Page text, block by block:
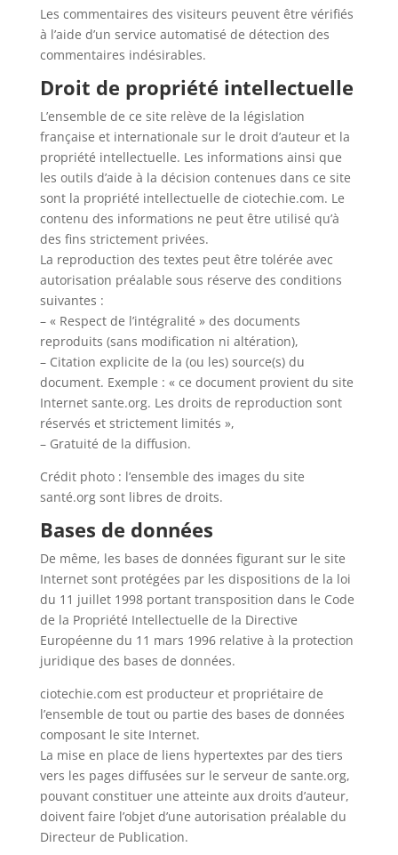
Les commentaires des visiteurs peuvent être vérifiés
à l’aide d’un service automatisé de détection des
commentaires indésirables.
Droit de propriété intellectuelle
L’ensemble de ce site relève de la législation
française et internationale sur le droit d’auteur et la
propriété intellectuelle. Les informations ainsi que
les outils d’aide à la décision contenues dans ce site
sont la propriété intellectuelle de ciotechie.com. Le
contenu des informations ne peut être utilisé qu’à
des fins strictement privées.
La reproduction des textes peut être tolérée avec
autorisation préalable sous réserve des conditions
suivantes :
– « Respect de l’intégralité » des documents
reproduits (sans modification ni altération),
– Citation explicite de la (ou les) source(s) du
document. Exemple : « ce document provient du site
Internet sante.org. Les droits de reproduction sont
réservés et strictement limités »,
– Gratuité de la diffusion.
Crédit photo : l’ensemble des images du site
santé.org sont libres de droits.
Bases de données
De même, les bases de données figurant sur le site
Internet sont protégées par les dispositions de la loi
du 11 juillet 1998 portant transposition dans le Code
de la Propriété Intellectuelle de la Directive
Européenne du 11 mars 1996 relative à la protection
juridique des bases de données.
ciotechie.com est producteur et propriétaire de
l’ensemble de tout ou partie des bases de données
composant le site Internet.
La mise en place de liens hypertextes par des tiers
vers les pages diffusées sur le serveur de sante.org,
pouvant constituer une atteinte aux droits d’auteur,
doivent faire l’objet d’une autorisation préalable du
Directeur de Publication.